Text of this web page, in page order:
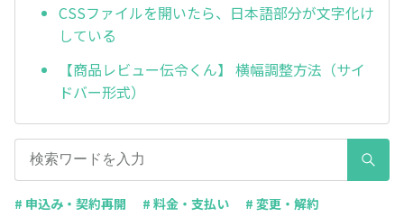
CSSファイルを開いたら、日本語部分が文字化け
している
【商品レビュー伝令くん】 横幅調整方法（サイ
ドバー形式）
# 申込み・契約再開 # 料金・支払い # 変更・解約